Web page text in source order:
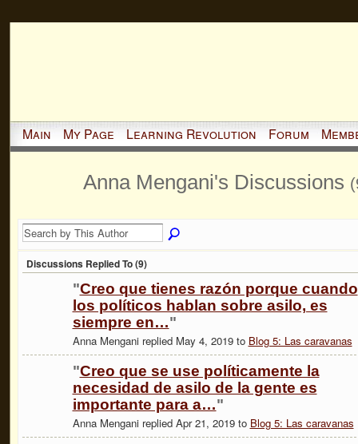
Main My Page Learning Revolution Forum
Anna Mengani's Discussions
Discussions Replied To (9)
"Creo que tienes razón porque cuando
los políticos hablan sobre asilo, es
siempre en…"
Anna Mengani replied May 4, 2019 to Blog 5: Las caravanas
"Creo que se use políticamente la
necesidad de asilo de la gente es
importante para a…"
Anna Mengani replied Apr 21, 2019 to Blog 5: Las caravanas